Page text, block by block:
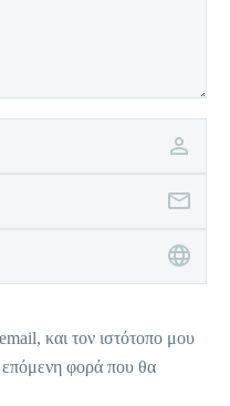
και τον ιστότοπο μου
επόμενη φορά που θα